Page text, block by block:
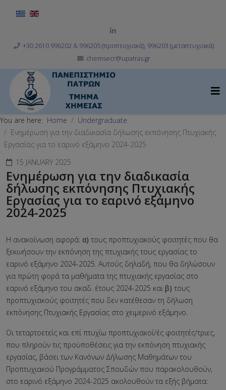
Select your language
+30 2610 996202 & 996205 (προπτυχιακά), 996203 (μεταπτυχιακά)
chemsecr@upatras.gr
You are here: Home
Undergraduate
Ενημέρωση για την διαδικασία δήλωσης εκπόνησης Πτυχιακής
Εργασίας για το εαρινό εξάμηνο 2024-2025
15 JANUARY 2025
Ενημέρωση για την διαδικασία
δήλωσης εκπόνησης Πτυχιακής
Εργασίας για το εαρινό εξάμηνο
2024-2025
Η ανακοίνωση αφορά: α) τους προπτυχιακούς φοιτητές που θα
ξεκινήσουν την εκπόνηση της πτυχιακής τους εργασίας το
εαρινό εξάμηνο 2024-2025. Αυτούς δηλαδή, που θα δηλώσουν
για πρώτη φορά τα μαθήματα της πτυχιακής εργασίας στο
εαρινό εξάμηνο του ακαδ. έτους 2024-2025 και β) τους
προπτυχιακούς φοιτητές που δεν κατέθεσαν τη δήλωση
εκπόνησης Πτυχιακής Εργασίας στο χειμερινό εξάμηνο.
Οι τεταρτοετείς και επί πτυχίω προπτυχιακοί/ές φοιτητές/τριες,
που πληρούν τις προϋποθέσεις για την εκπόνηση πτυχιακής
εργασίας, βάσει των Κανόνων Δήλωσης Μαθημάτων του
Προπτυχιακού Προγράμματος Σπουδών που παρακολουθούν,
στο εαρινό εξάμηνο 2024-2025 ακολουθούν τα εξής βήματα: